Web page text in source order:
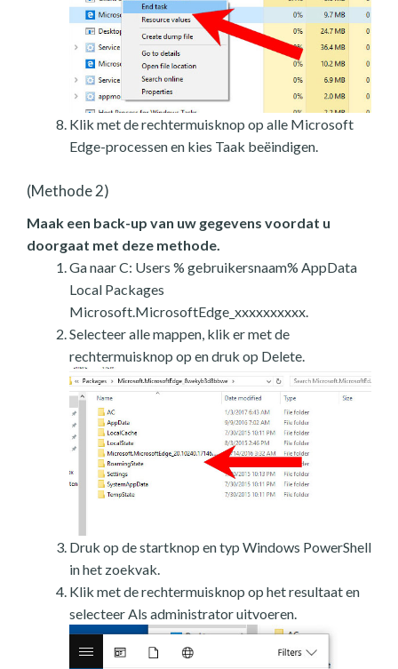
Klik met de rechtermuisknop op alle Microsoft
Edge-processen en kies Taak beëindigen.
(Methode 2)
Maak een back-up van uw gegevens voordat u
doorgaat met deze methode.
Ga naar C: Users % gebruikersnaam% AppData
Local Packages
Microsoft.MicrosoftEdge_xxxxxxxxxx.
Selecteer alle mappen, klik er met de
rechtermuisknop op en druk op Delete.
Druk op de startknop en typ Windows PowerShell
in het zoekvak.
Klik met de rechtermuisknop op het resultaat en
selecteer Als administrator uitvoeren.